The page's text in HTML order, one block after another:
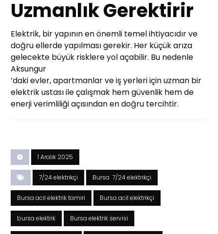
Uzmanlık Gerektirir
Elektrik, bir yapının en önemli temel ihtiyacıdır ve
doğru ellerde yapılması gerekir. Her küçük arıza
gelecekte büyük risklere yol açabilir. Bu nedenle
Aksungur
’daki evler, apartmanlar ve iş yerleri için uzman bir
elektrik ustası ile çalışmak hem güvenlik hem de
enerji verimliliği açısından en doğru tercihtir.
1 Aralık 2025
7/24 elektrikçi Bursa 7/24 elektrikçi
Bursa acil elektrik tamiri Bursa acil elektrikçi
bursa elektrik Bursa elektrik servisi